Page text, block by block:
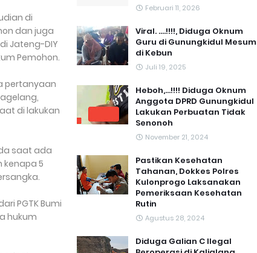
di
dan juga
Jateng-DIY
Pemohon.
pertanyaan
di lakukan
saat ada
kenapa 5
PGTK Bumi
hukum
Februari 11, 2026
Viral. ....!!!!, Diduga Oknum
Guru di Gunungkidul Mesum
di Kebun
Juli 19, 2025
Heboh,...!!!! Diduga Oknum
Anggota DPRD Gunungkidul
Lakukan Perbuatan Tidak
Senonoh
November 21, 2024
Pastikan Kesehatan
Tahanan, Dokkes Polres
Kulonprogo Laksanakan
Pemeriksaan Kesehatan
Rutin
Agustus 28, 2024
Diduga Galian C Ilegal